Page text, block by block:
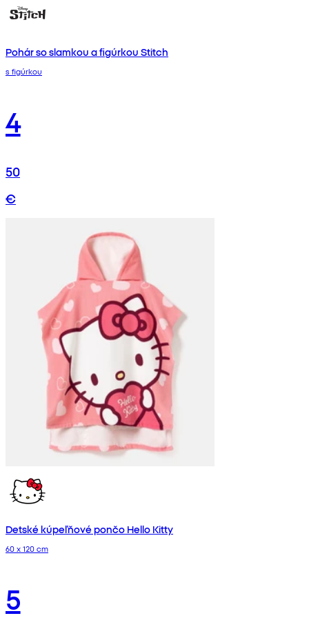
Pohár so slamkou a figúrkou Stitch
s figúrkou
4
50
€
Detské kúpeľňové pončo Hello Kitty
60 x 120 cm
5